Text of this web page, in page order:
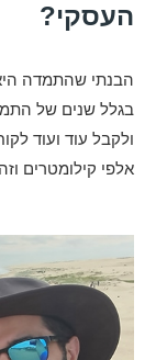
העסקי?
הבנתי שהתמדה
בגלל שנים של
ולקבל עוד ועוד
אלפי קילומטרים